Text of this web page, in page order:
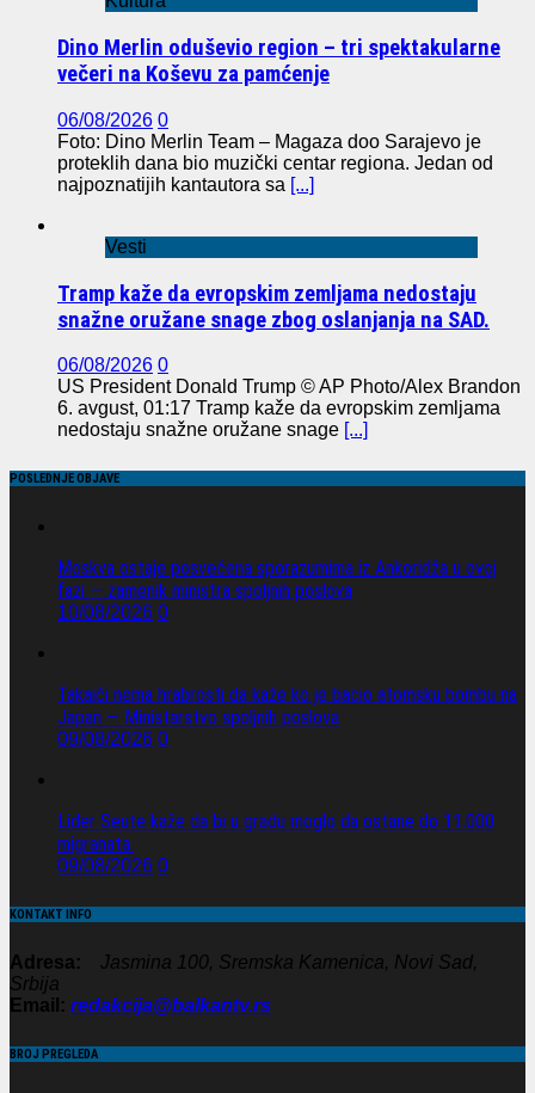
Dino Merlin oduševio region – tri spektakularne
večeri na Koševu za pamćenje
06/08/2026 0
Foto: Dino Merlin Team – Magaza doo Sarajevo je
proteklih dana bio muzički centar regiona. Jedan od
najpoznatijih kantautora sa [...]
Vesti
Tramp kaže da evropskim zemljama nedostaju
snažne oružane snage zbog oslanjanja na SAD.
06/08/2026 0
US President Donald Trump © AP Photo/Alex Brandon
6. avgust, 01:17 Tramp kaže da evropskim zemljama
nedostaju snažne oružane snage [...]
POSLEDNJE OBJAVE
Moskva ostaje posvećena sporazumima iz Ankoridža u ovoj
fazi — zamenik ministra spoljnih poslova
10/08/2026 0
Takaiči nema hrabrosti da kaže ko je bacio atomsku bombu na
Japan — Ministarstvo spoljnih poslova
09/08/2026 0
Lider Seute kaže da bi u gradu moglo da ostane do 11.000
migranata.
09/08/2026 0
KONTAKT INFO
Adresa:
Jasmina 100, Sremska Kamenica, Novi Sad,
Srbija
Email: redakcija@balkantv.rs
BROJ PREGLEDA